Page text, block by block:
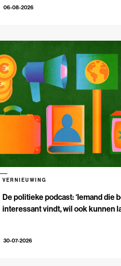
06-08-2026
De politieke podcast: ‘Iemand die
interessant vindt, wil ook kunnen
VERNIEUWING
30-07-2026